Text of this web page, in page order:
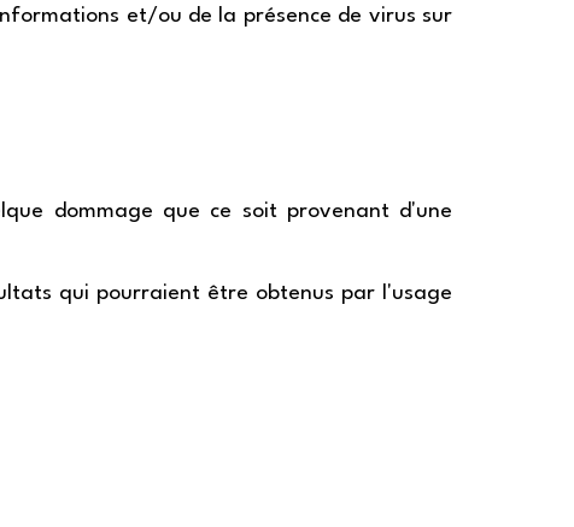
et/ou de la présence de virus sur
dommage que ce soit provenant d'une
qui pourraient être obtenus par l'usage